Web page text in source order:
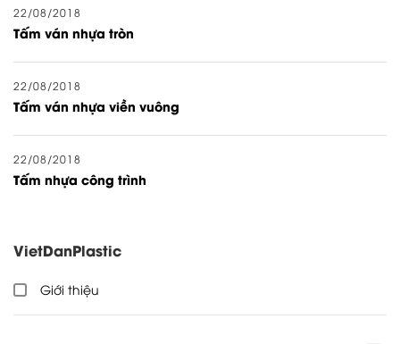
22/08/2018
Tấm ván nhựa tròn
22/08/2018
Tấm ván nhựa viền vuông
22/08/2018
Tấm nhựa công trình
VietDanPlastic
Giới thiệu